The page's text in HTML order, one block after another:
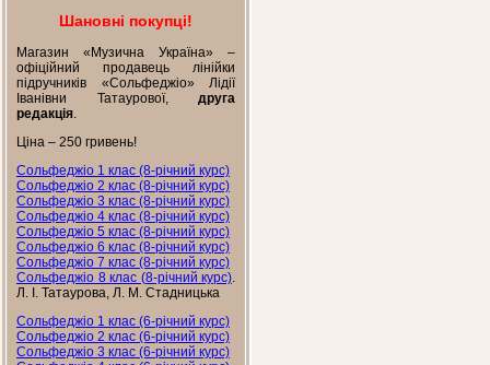
Шановні покупці!
Магазин «Музична Україна» –
офіційний продавець лінійки
підручників «Сольфеджіо» Лідії
Іванівни Татаурової, друга
редакція.
Ціна – 250 гривень!
Сольфеджіо 1 клас (8-річний курс)
Сольфеджіо 2 клас (8-річний курс)
Сольфеджіо 3 клас (8-річний курс)
Сольфеджіо 4 клас (8-річний курс)
Сольфеджіо 5 клас (8-річний курс)
Сольфеджіо 6 клас (8-річний курс)
Сольфеджіо 7 клас (8-річний курс)
Сольфеджіо 8 клас (8-річний курс).
Л. І. Татаурова, Л. М. Стадницька
Сольфеджіо 1 клас (6-річний курс)
Сольфеджіо 2 клас (6-річний курс)
Сольфеджіо 3 клас (6-річний курс)